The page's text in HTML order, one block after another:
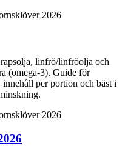
linfrö/linfröolja och
(omega‑3). Guide för
per portion och bäst i